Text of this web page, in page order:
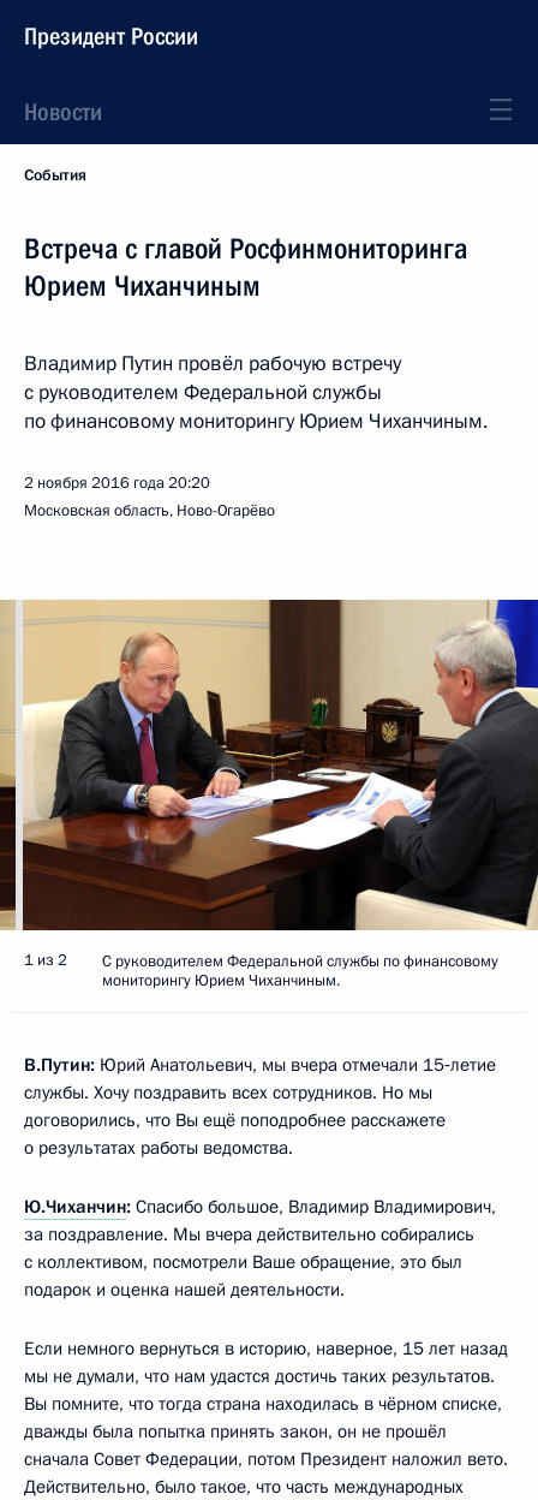
Президент России
Новости
События
Встреча с главой Росфинмониторинга
Юрием Чиханчиным
Владимир Путин провёл рабочую встречу
с руководителем Федеральной службы
по финансовому мониторингу Юрием Чиханчиным.
2 ноября 2016 года20:20
Московская область, Ново-Огарёво
1 из 2
С руководителем Федеральной службы по финансовому
мониторингу Юрием Чиханчиным.
В.Путин: Юрий Анатольевич, мы вчера отмечали 15‑летие
службы. Хочу поздравить всех сотрудников. Но мы
договорились, что Вы ещё поподробнее расскажете
о результатах работы ведомства.
Ю.Чиханчин: Спасибо большое, Владимир Владимирович,
за поздравление. Мы вчера действительно собирались
с коллективом, посмотрели Ваше обращение, это был
подарок и оценка нашей деятельности.
Если немного вернуться в историю, наверное, 15 лет назад
мы не думали, что нам удастся достичь таких результатов.
Вы помните, что тогда страна находилась в чёрном списке,
дважды была попытка принять закон, он не прошёл
сначала Совет Федерации, потом Президент наложил вето.
Действительно, было такое, что часть международных